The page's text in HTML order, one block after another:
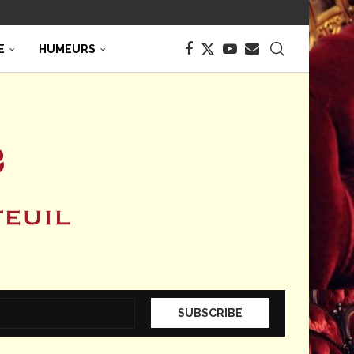
HUMEURS